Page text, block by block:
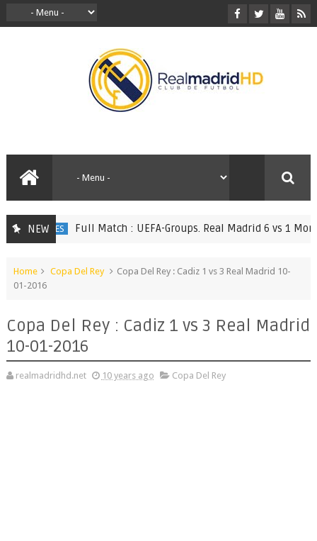
NEW
MATCHES Full Match : UEFA-Groups. Real Madrid 6 vs 1 Monaco
Home Copa Del Rey
Copa Del Rey : Cadiz 1 vs 3 Real Madrid 10-
01-2016
Copa Del Rey : Cadiz 1 vs 3 Real Madrid
10-01-2016
realmadridhd.net 10 years ago Copa Del Rey